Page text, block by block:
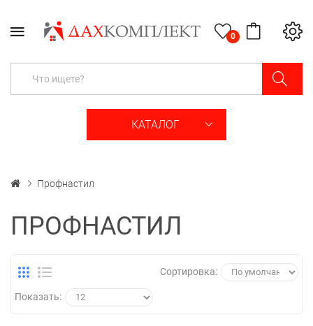
0
КАТАЛОГ
Профнастил
ПРОФНАСТИЛ
Сортировка:
Показать: